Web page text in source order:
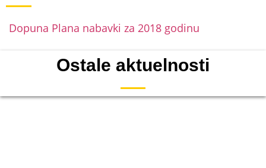
Dopuna Plana nabavki za 2018 godinu
Ostale aktuelnosti